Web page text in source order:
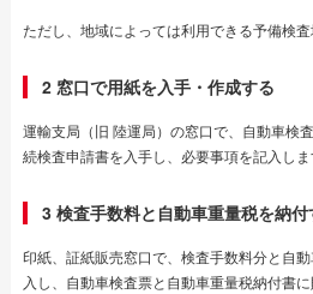
ただし、地域によっては利用できる予備検査
2 窓口で用紙を入手・作成する
運輸支局（旧 陸運局）の窓口で、自動車検
続検査申請書を入手し、必要事項を記入しま
3 検査手数料と自動車重量税を納付
印紙、証紙販売窓口で、検査手数料分と自
入し、自動車検査票と自動車重量税納付書に